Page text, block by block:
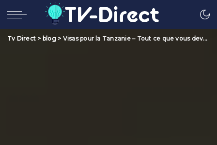
Tv Direct > blog> Visas pour la Tanzanie – Tout ce que vous devez savoir